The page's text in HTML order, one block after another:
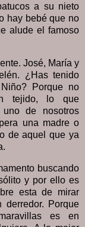
a su nieto
hay bebé que no
alude el famoso
José, María y
¿Has tenido
Porque no
tejido, lo que
de nosotros
una madre o
de aquel que ya
buscando
y por ello es
esta de mirar
derredor. Porque
es en